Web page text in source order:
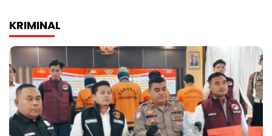
KRIMINAL